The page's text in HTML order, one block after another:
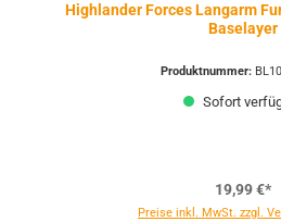
Highlander Forces Langarm
Baselayer
Produktnummer:
Sofort
19,99 €*
Preise inkl. MwSt. zzgl.